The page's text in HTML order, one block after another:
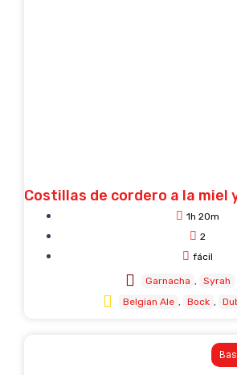
Costillas de cordero a la miel
1h 20m
2
fácil
Garnacha
Syrah
Belgian Ale
Bock